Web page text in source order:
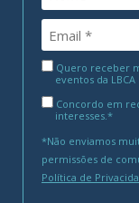
Quero receber
eventos da LBCA
Concordo em
interesses.*
*Não enviamos
permissões de
Política de